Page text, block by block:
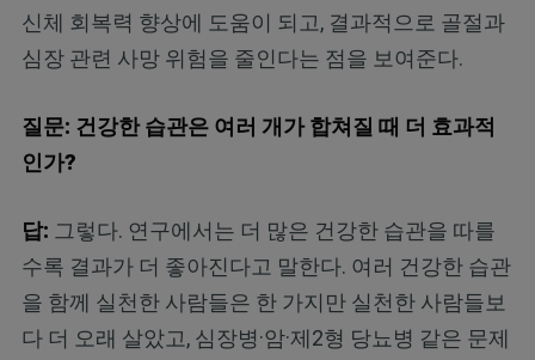
신체 회복력 향상에 도움이 되고, 결과적으로 골절과
심장 관련 사망 위험을 줄인다는 점을 보여준다.
질문: 건강한 습관은 여러 개가 합쳐질 때 더 효과적
인가?
답: 그렇다. 연구에서는 더 많은 건강한 습관을 따를
수록 결과가 더 좋아진다고 말한다. 여러 건강한 습관
을 함께 실천한 사람들은 한 가지만 실천한 사람들보
다 더 오래 살았고, 심장병·암·제2형 당뇨병 같은 문제